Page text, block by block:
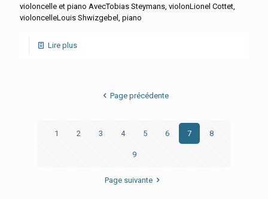
violoncelle et piano AvecTobias Steymans, violonLionel Cottet,
violoncelleLouis Shwizgebel, piano
Lire plus
Page précédente
1 2 3 4 5 6 7 8
9
Page suivante